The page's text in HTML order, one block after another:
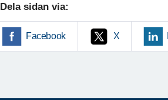
Dela sidan via:
Facebook X